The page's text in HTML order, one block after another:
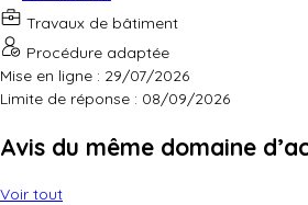
Travaux de bâtiment
Procédure adaptée
Mise en ligne : 29/07/2026
Limite de réponse : 08/09/2026
Avis du même domaine
Voir tout